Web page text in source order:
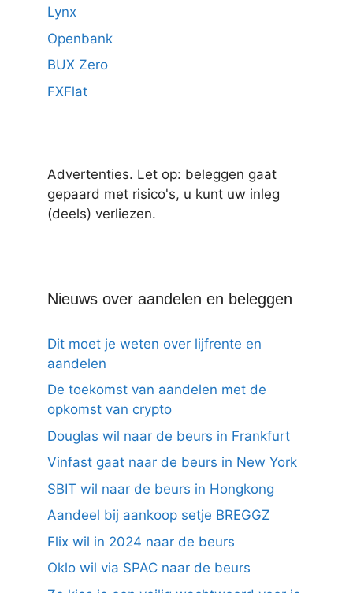
Lynx
Openbank
BUX Zero
FXFlat
Advertenties. Let op: beleggen gaat
gepaard met risico's, u kunt uw inleg
(deels) verliezen.
Nieuws over aandelen en beleggen
Dit moet je weten over lijfrente en
aandelen
De toekomst van aandelen met de
opkomst van crypto
Douglas wil naar de beurs in Frankfurt
Vinfast gaat naar de beurs in New York
SBIT wil naar de beurs in Hongkong
Aandeel bij aankoop setje BREGGZ
Flix wil in 2024 naar de beurs
Oklo wil via SPAC naar de beurs